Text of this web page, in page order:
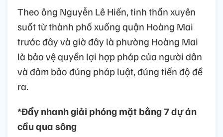
Theo ông Nguyễn Lê Hiến, tinh thần xuyên
suốt từ thành phố xuống quận Hoàng Mai
trước đây và giờ đây là phường Hoàng Mai
là bảo vệ quyền lợi hợp pháp của người dân
và đảm bảo đúng pháp luật, đúng tiến độ đề
ra.
*Đẩy nhanh giải phóng mặt bằng 7 dự án
cầu qua sông